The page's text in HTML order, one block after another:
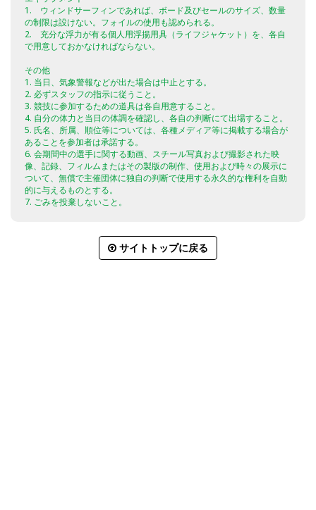
1. ウィンドサーフィンであれば、ボード及びセールのサイズ、数量
の制限は設けない。フォイルの使用も認められる。
2. 充分な浮力が有る個人用浮揚用具（ライフジャケット）を、各自
で用意しておかなければならない。
その他
1. 当日、気象警報などが出た場合は中止とする。
2. 必ずスタッフの指示に従うこと。
3. 競技に参加するための道具は各自用意すること。
4. 自分の体力と当日の体調を確認し、各自の判断にて出場すること。
5. 氏名、所属、順位等については、各種メディア等に掲載する場合が
あることを参加者は承諾する。
6. 会期間中の選手に関する動画、スチール写真および撮影された映
像、記録、フィルムまたはその製版の制作、使用および時々の展示に
ついて、無償で主催団体に独自の判断で使用する永久的な権利を自動
的に与えるものとする。
7. ごみを投棄しないこと。
サイトトップに戻る